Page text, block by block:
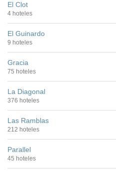
El Clot
4 hoteles
El Guinardo
9 hoteles
Gracia
75 hoteles
La Diagonal
376 hoteles
Las Ramblas
212 hoteles
Parallel
45 hoteles